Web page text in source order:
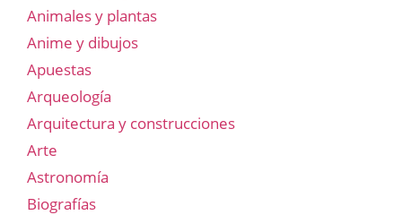
Animales y plantas
Anime y dibujos
Apuestas
Arqueología
Arquitectura y construcciones
Arte
Astronomía
Biografías